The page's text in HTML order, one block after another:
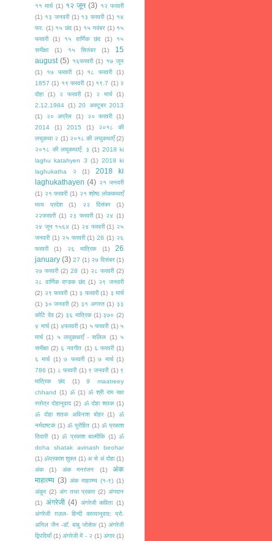
११ मार्च (1) १२ जून (3) १२ फरवरी
(1) १३ जनवरी (1) १३ फरवरी (1) १४
फर. (1) १५ छंद (1) १५ नवंबर (1) १५
फरवरी
(1) १५ वार्णिक छंद (1)
१५
समीक्षा
(1) १५ सितंबर (1)
15
august (5) १६फरवरी (1) १७ जून
(1)
१७ फरवरी (1) १८ फरवरी
(1)
1857 (1) १९ फरवरी (1) १९.7 (1) २
दोहा
(1) २ फरवरी (1) २ मार्च
(1)
2.12.1984 (1) 20 अक्टूबर 2013
(1)
२० अप्रैल (1) २० फरवरी
(1)
2014
(1) 2015 (1)
२०१८ की
लघुकथा २ (1) २०१८ की लघुकथाएँ (2)
२०१८ की लघुकथाएँ: ३ (1) 2018 ki
laghu katahyen 3 (1) 2018 ki
laghukatha २
(1)
2018 ki
laghukathayen (4) २१ जनवरी
(1) २१ फरवरी (1) २१ श्रेष्ठ लोककथाएँ
मध्य प्रदेश
(1) २२ दिसंबर
(1)
२२फरवरी (1) २३ फरवरी (1) २४ (1)
२४ जून १५६४ (1) २४ फरवरी (1) २५
जनवरी (1) २५ फरवरी (1) 26 (1) २६
फरवरी
(1) २६ मात्रिक (1)
26
january (3) 27 (1) २७ दिसंबर (1)
२७ फरवरी (2) 28 (1) २८ फरवरी (2)
२८ वार्णिक दण्डक छंद (1) २९ जनवरी
(2) २९ फरवरी (1) ३ फरवरी (1) ३ मार्च
(1) ३० जनवरी (2) ३१ अगस्त (1) ३३
कोटि देव (2) ३६ मात्रिक (1) ३७० (2)
४ मार्च (1) ४फरवरी (1) ५ फरवरी (1) ५
मार्च (1) ५ लघुकथाएँ - सलिल (1) ५
समीक्षा (2) ६ नवगीत (1) ६ फरवरी (1)
६ मार्च (1) ७ फरवरी (1) ७ मार्च (1)
786 (1) ८ फरवरी (1) ९ जनवरी (1) ९
मात्रिक छंद
(1)
9 maatreey
chhand (1) ॐ (1) ॐ श्री राम रक्षा
स्तोत्र दोहानुवाद (2) ॐ दोहा शतक (1)
ॐ दोहा शतक अविनाश बोहर
(1)
ॐ
नर्मदाष्टकं (1) ॐ पुरोहित (1) ॐ प्रकाश
तिवारी (1) ॐ प्रकाश बाल्मीकि (1) ॐ
doha shatak avinash beohar
(1) ॐप्रकाश शुक्ल (1) अ से अं दोहा (1)
अंक
(1) अंक मनरंजन (1)
अंक
माहात्म्य (3) अंक माहात्म्य (१-९) (1)
अंकुर (2) अंग तथा प्रकार (2) अंगदान
(1) अंगरेजी (4) अंगरेजी कविता (1)
अंगरेजी ग़ज़ल- हिन्दी काव्यानुवाद: प्रो.
अनिल जैन -डॉ. बाबु जोसेफ (1) अंगरेजी
द्विपदियाँ (1) अंगरेजी में - २ (1) अंगार (1)